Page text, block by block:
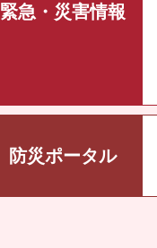
緊急・災害情報
防災ポータル